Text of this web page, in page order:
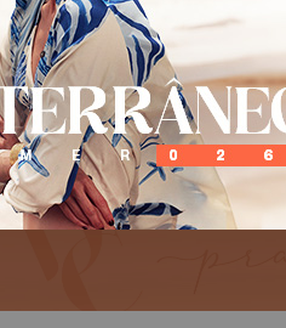
escreve ao
Caso não ache, busque